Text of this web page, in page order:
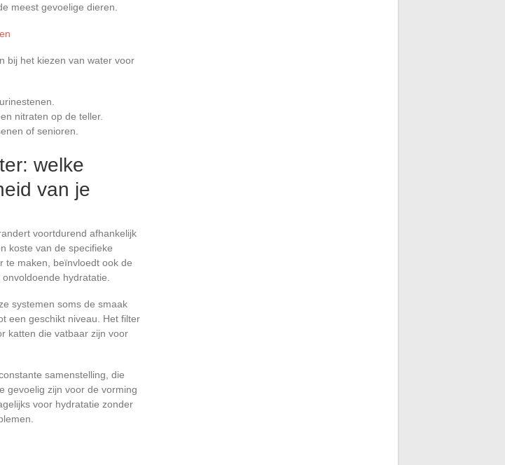
meest gevoelige dieren.
bij het kiezen van water voor
nitraten op de teller.
of senioren.
welke
van je
voortdurend afhankelijk
koste van de specifieke
te maken, beïnvloedt ook de
hydratatie.
systemen soms de smaak
een geschikt niveau. Het filter
katten die vatbaar zijn voor
samenstelling, die
gevoelig zijn voor de vorming
voor hydratatie zonder